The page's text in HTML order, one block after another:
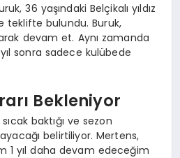
36 yaşındaki Belçikalı yıldız
teklifte bulundu. Buruk,
devam et. Aynı zamanda
sonra sadece kulübede
Bekleniyor
baktığı ve sezon
belirtiliyor. Mertens,
1 yıl daha devam edeceğim